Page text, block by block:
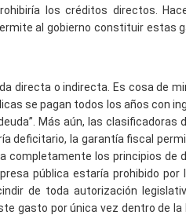
los créditos directos.
al gobierno constituir estas
directa o indirecta. Es cosa de
se pagan todos los años con
Más aún, las clasificadoras
deficitario, la garantía fiscal
los principios de
pública estaría prohibido por
de toda autorización
gasto por única vez dentro de la